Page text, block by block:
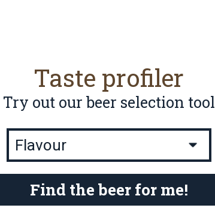
Taste profiler
Try out our beer selection tool
Find the beer for me!